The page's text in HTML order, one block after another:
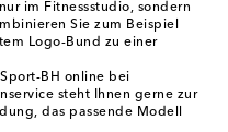
im Fitnessstudio, sondern
Sie zum Beispiel
Logo-Bund zu einer
BH online bei
steht Ihnen gerne zur
das passende Modell